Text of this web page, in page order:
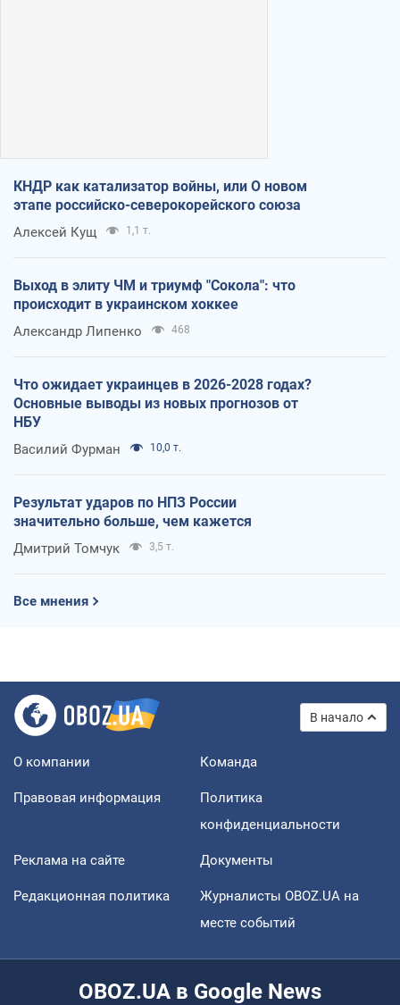
КНДР как катализатор войны, или О новом
этапе российско-северокорейского союза
Алексей Кущ 1,1 т.
Выход в элиту ЧМ и триумф "Сокола": что
происходит в украинском хоккее
Александр Липенко 468
Что ожидает украинцев в 2026-2028 годах?
Основные выводы из новых прогнозов от
НБУ
Василий Фурман 10,0 т.
Результат ударов по НПЗ России
значительно больше, чем кажется
Дмитрий Томчук 3,5 т.
Все мнения
В начало
О компании Команда
Правовая информация
Политика
конфиденциальности
Реклама на сайте Документы
Редакционная политика
Журналисты OBOZ.UA на
месте событий
OBOZ.UA в Google News